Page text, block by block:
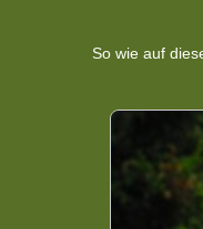
So wie auf